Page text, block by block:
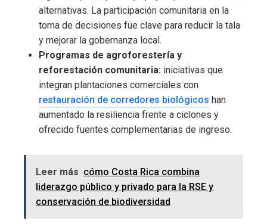
alternativas. La participación comunitaria en la
toma de decisiones fue clave para reducir la tala
y mejorar la gobernanza local.
Programas de agroforestería y
reforestación comunitaria: iniciativas que
integran plantaciones comerciales con
restauración de corredores biológicos han
aumentado la resiliencia frente a ciclones y
ofrecido fuentes complementarias de ingreso.
Leer más cómo Costa Rica combina
liderazgo público y privado para la RSE y
conservación de biodiversidad